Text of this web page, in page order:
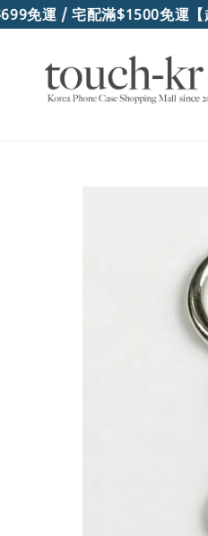
免運 / 宅配滿$1500免運【